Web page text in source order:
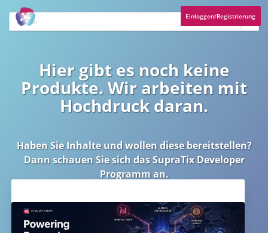
Einloggen/Registrierung
Hier gibt es noch keine
Produkte. Wir arbeiten mit
Hochdruck daran.
Haben Sie Inhalte und wollen diese bereitstellen?
Dann schauen Sie sich dasSupraTix Developer
Programman.